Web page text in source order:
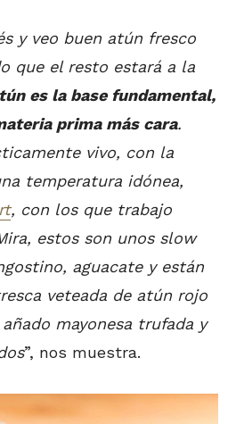
y veo buen atún fresco
que el resto estará a la
es la base fundamental,
prima más cara.
vivo, con la
temperatura idónea,
, con los que trabajo
estos son unos slow
aguacate y están
veteada de atún rojo
mayonesa trufada y
”, nos muestra.